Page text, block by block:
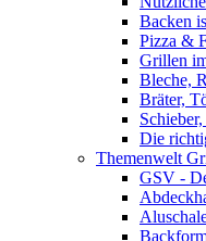
Backen
Pizza &
Grillen
Bleche,
Bräter,
Die
Themenwelt
GSV -